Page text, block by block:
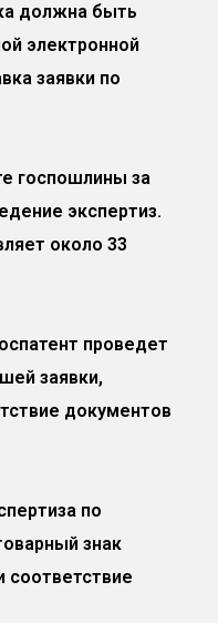
должна быть
электронной
заявки по
госпошлины за
экспертиз.
около 33
проведет
заявки,
документов
по
знак
соответствие